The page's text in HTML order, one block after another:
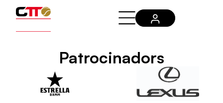
Patrocinadors